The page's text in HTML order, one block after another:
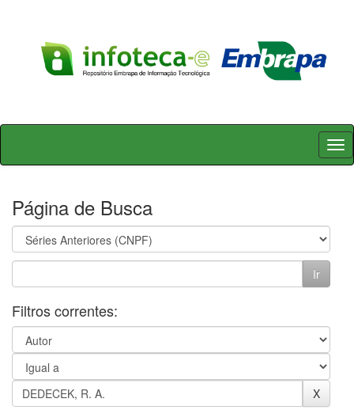
Skip
Página de Busca
Filtros correntes: